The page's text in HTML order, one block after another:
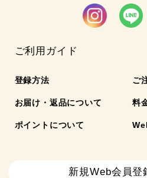
ご利用ガイド
登録方法 ご
お届け・返品について 料
ポイントについて
新規Web会員登